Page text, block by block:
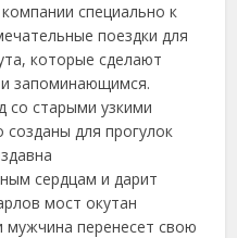
специально к
поездки для
которые сделают
запоминающимся.
со старыми узкими
для прогулок
сердцам и дарит
мост окутан
мужчина перенесет свою